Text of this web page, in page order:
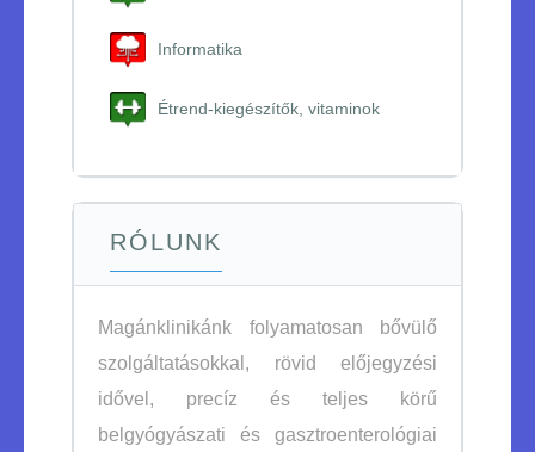
Informatika
Étrend-kiegészítők, vitaminok
RÓLUNK
Magánklinikánk folyamatosan bővülő
szolgáltatásokkal, rövid előjegyzési
idővel, precíz és teljes körű
belgyógyászati és gasztroenterológiai